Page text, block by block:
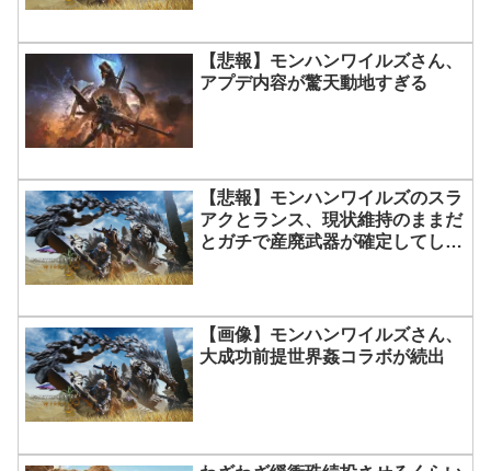
【悲報】モンハンワイルズさん、
アプデ内容が驚天動地すぎる
【悲報】モンハンワイルズのスラ
アクとランス、現状維持のままだ
とガチで産廃武器が確定してしま
【画像】モンハンワイルズさん、
大成功前提世界姦コラボが続出